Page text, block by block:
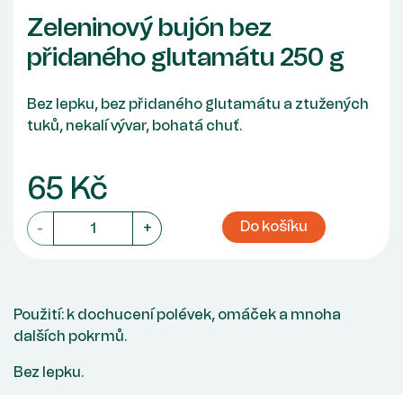
Zeleninový bujón bez
přidaného glutamátu 250 g
Bez lepku, bez přidaného glutamátu a ztužených
tuků, nekalí vývar, bohatá chuť.
65 Kč
- + Do košíku
Použití: k dochucení polévek, omáček a mnoha
dalších pokrmů.
Bez lepku.